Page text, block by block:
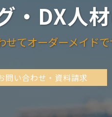
・DX人
せてオーダーメイド
問い合わせ・資料請求